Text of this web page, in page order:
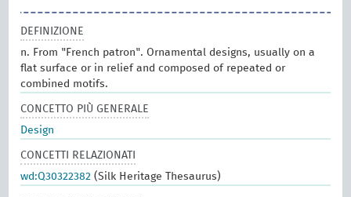
DEFINIZIONE
n. From "French patron". Ornamental designs, usually on a
flat surface or in relief and composed of repeated or
combined motifs.
CONCETTO PIÙ GENERALE
Design
CONCETTI RELAZIONATI
wd:Q30322382 (Silk Heritage Thesaurus)